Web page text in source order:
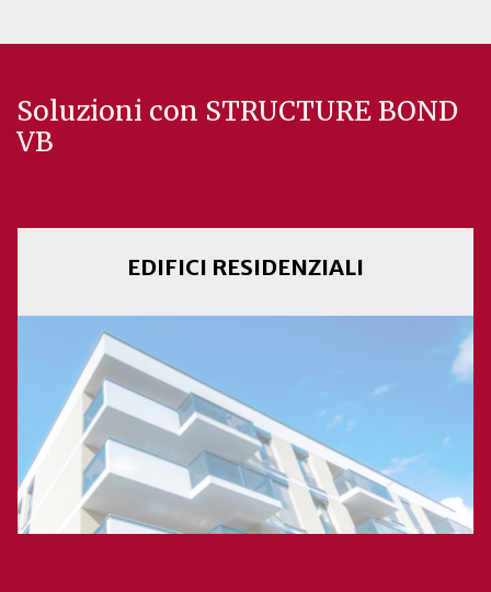
Soluzioni con STRUCTURE BOND
VB
EDIFICI RESIDENZIALI